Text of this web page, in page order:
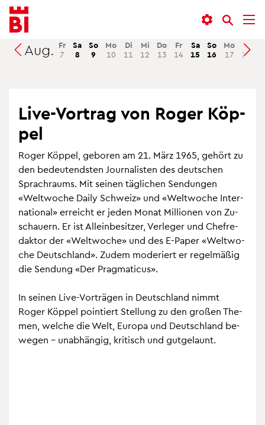
In­
halt
an­
sprin­
Menü
an­
sprin­
gen
Suche
an­
sprin­
gen
Suchen
Aug. Fr
7
Sa
8
So
9
Mo
10
Di
11
Mi
12
Do
13
Fr
14
Sa
15
So
16
Mo
17
Di
18
Live-Vor­trag von Roger Köp­
pel
Roger Köp­pel, ge­bo­ren am 21. März 1965, ge­hört zu
den be­deu­tends­ten Jour­na­lis­ten des deut­schen
Sprach­raums. Mit sei­nen täg­li­chen Sen­dun­gen
«Welt­wo­che Daily Schweiz» und «Welt­wo­che In­ter­
na­tio­nal» er­reicht er jeden Monat Mil­lio­nen von Zu­
schau­ern. Er ist Al­lein­be­sit­zer, Ver­le­ger und Chef­re­
dak­tor der «Welt­wo­che» und des E-Paper «Welt­wo­
che Deutsch­land». Zudem mo­de­riert er re­gel­mä­ßig
die Sen­dung «Der Prag­ma­ti­cus».
In sei­nen Live-Vor­trä­gen in Deutsch­land nimmt
Roger Köp­pel poin­tiert Stel­lung zu den gro­ßen The­
men, wel­che die Welt, Eu­ro­pa und Deutsch­land be­
we­gen – un­ab­hän­gig, kri­tisch und gut­ge­launt.